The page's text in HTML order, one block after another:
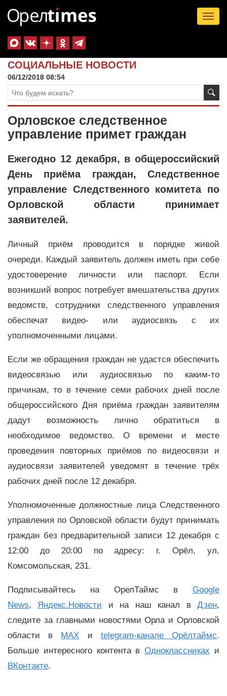
СОЦИАЛЬНЫЕ НОВОСТИ
06/12/2018 08:54
Орловское следственное
управление примет граждан
Ежегодно 12 декабря, в общероссийский
День приёма граждан, Следственное
управление Следственного комитета по
Орловской области принимает
заявителей.
Личный приём проводится в порядке живой
очереди. Каждый заявитель должен иметь при себе
удостоверение личности или паспорт. Если
возникший вопрос потребует вмешательства других
ведомств, сотрудники следственного управления
обеспечат видео- или аудиосвязь с их
уполномоченными лицами.
Если же обращения граждан не удастся обеспечить
видеосвязью или аудиосвязью по каким-то
причинам, то в течение семи рабочих дней после
общероссийского Дня приёма граждан заявителям
дадут возможность лично обратиться в
необходимое ведомство. О времени и месте
проведения повторных приёмов по видеосвязи и
аудиосвязи заявителей уведомят в течение трёх
рабочих дней после 12 декабря.
Уполномоченные должностные лица Следственного
управления по Орловской области будут принимать
граждан без предварительной записи 12 декабря с
12:00 до 20:00 по адресу: г. Орёл, ул.
Комсомольская, 231.
Подписывайтесь на ОрелТаймс в Google
News, Яндекс.Новости и на наш канал вДзен,
следите за главными новостями Орла и Орловской
области в MAX и telegram-канале Орёлтаймс.
Больше интересного контента вОдноклассниках и
ВКонтакте.